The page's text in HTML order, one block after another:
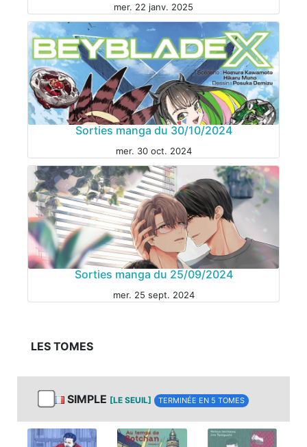
MANGA
MANGA
mer. 22 janv. 2025
MANGA
Sorties manga du 30/10/2024
mer. 30 oct. 2024
Sorties manga du 25/09/2024
mer. 25 sept. 2024
LES TOMES
SIMPLE [LE SEUIL] TERMINÉE EN 5 TOMES